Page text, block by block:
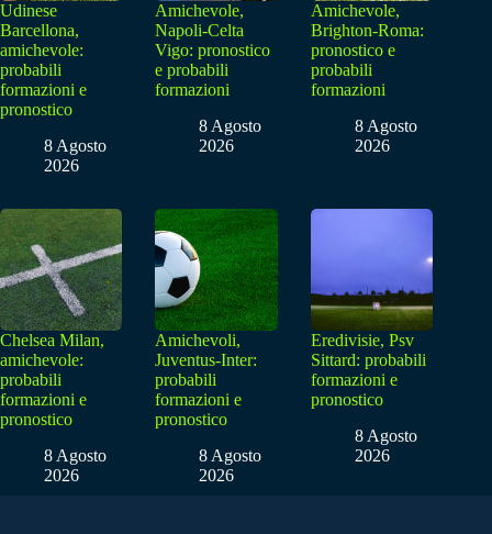
Udinese
Barcellona,
amichevole:
probabili
formazioni e
pronostico
8 Agosto
2026
Amichevole,
Napoli-Celta
Vigo: pronostico
e probabili
formazioni
8 Agosto
2026
Amichevole,
Brighton-Roma:
pronostico e
probabili
formazioni
8 Agosto
2026
Chelsea Milan,
amichevole:
probabili
formazioni e
pronostico
8 Agosto
2026
Amichevoli,
Juventus-Inter:
probabili
formazioni e
pronostico
8 Agosto
2026
Eredivisie, Psv
Sittard: probabili
formazioni e
pronostico
8 Agosto
2026